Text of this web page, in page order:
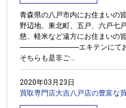
青森県の八戸市内にお住まいの
野辺地、東北町、五戸、六戸七
慈、軽米など遠方にお住まいの皆
---------------------------------エキテン
そちらも是非ご...
2020年03月23日
買取専門店大吉八戸店の豊富な